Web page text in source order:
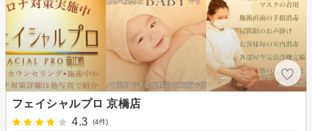
フェイシャルプロ 京橋店
4.3
(4件)